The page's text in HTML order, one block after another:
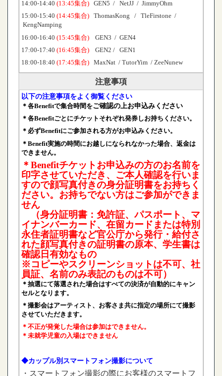
14:00-14:40 (13:45集合)GEN5 / NetJJ / JimmyOhm
15:00-15:40 (14:45集合)ThomasKong / TleFirstone /
KengNamping
16:00-16:40 (15:45集合)GEN3 / GEN4
17:00-17:40 (16:45集合)GEN2 / GEN1
18:00-18:40 (17:45集合)MaxNat / TutorYim / ZeeNunew
注意事項
以下の注意事項をよく御覧ください
＊各Benefitで集合時間をご確認の上お申込みください
＊各Benefitごとにチケットそれぞれ発券しお持ちください。
＊必ずBenefitにご参加される方がお申込みください。
＊Benefit実施の時間にお越しになられなかった場合、返金は
できません。
＊Benefitチケットお申込みの方のお名前を
印字させていただき、ご本人確認を行いま
すので顔写真付きの身分証明書をお持ちく
ださい。お持ちでない方はご参加ができま
せん
（身分証明書：免許証、パスポート、マ
イナンバーカード、在留カードまたは特別
永住者証明書など官公庁から発行・給付さ
れた顔写真付きの証明書の原本、学生書は
確認日有効なもの
※コピーやスクリーンショットは不可、社
員証、名前のみ表記のものは不可）
＊抽選にて落選された場合はすべての決済が自動的にキャン
セルとなります。
＊撮影会はアーティスト、お客さま共に指定の場所にて撮影
させていただきます。
＊不正が発覚した場合は参加はできません。
＊未就学児童の入場はできません
◆カップル別スマートフォン撮影について
・スマートフォン撮影の際にお客様のスマートフ